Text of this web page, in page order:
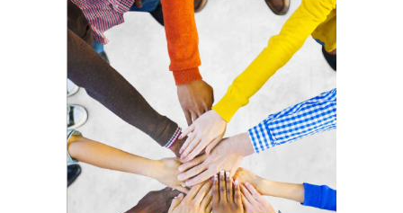
La prévention des conflits
d’intérêts
18 septembre 2023
FEUILLETER